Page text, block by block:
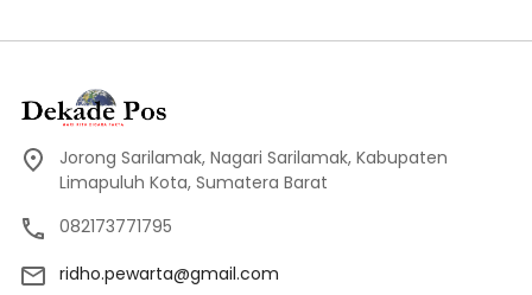
Jorong Sarilamak, Nagari Sarilamak, Kabupaten
Limapuluh Kota, Sumatera Barat
082173771795
ridho.pewarta@gmail.com